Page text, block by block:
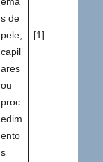
s de
pele,
capil
ares
ou
proc
edim
ento
s
[1]